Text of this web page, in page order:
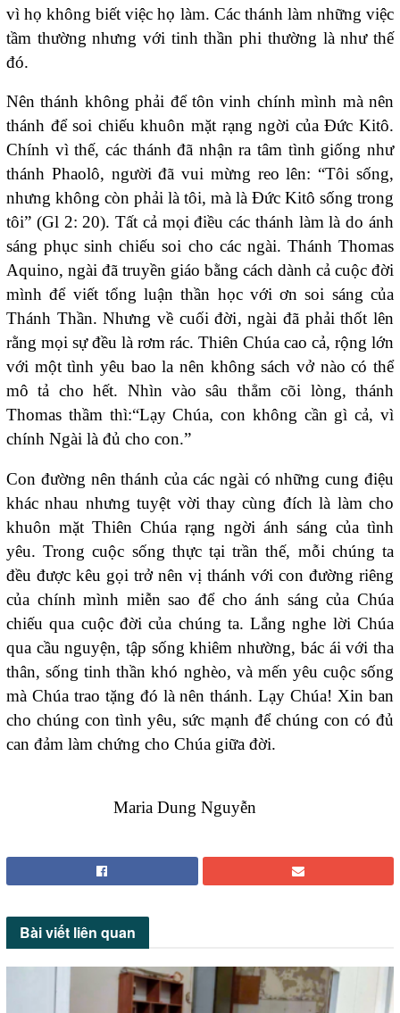
vì họ không biết việc họ làm. Các thánh làm những việc
tầm thường nhưng với tinh thần phi thường là như thế
đó.
Nên thánh không phải để tôn vinh chính mình mà nên
thánh để soi chiếu khuôn mặt rạng ngời của Đức Kitô.
Chính vì thế, các thánh đã nhận ra tâm tình giống như
thánh Phaolô, người đã vui mừng reo lên: “Tôi sống,
nhưng không còn phải là tôi, mà là Đức Kitô sống trong
tôi” (Gl 2: 20). Tất cả mọi điều các thánh làm là do ánh
sáng phục sinh chiếu soi cho các ngài. Thánh Thomas
Aquino, ngài đã truyền giáo bằng cách dành cả cuộc đời
mình để viết tổng luận thần học với ơn soi sáng của
Thánh Thần. Nhưng về cuối đời, ngài đã phải thốt lên
rằng mọi sự đều là rơm rác. Thiên Chúa cao cả, rộng lớn
với một tình yêu bao la nên không sách vở nào có thể
mô tả cho hết. Nhìn vào sâu thẳm cõi lòng, thánh
Thomas thầm thì:“Lạy Chúa, con không cần gì cả, vì
chính Ngài là đủ cho con.”
Con đường nên thánh của các ngài có những cung điệu
khác nhau nhưng tuyệt vời thay cùng đích là làm cho
khuôn mặt Thiên Chúa rạng ngời ánh sáng của tình
yêu. Trong cuộc sống thực tại trần thế, mỗi chúng ta
đều được kêu gọi trở nên vị thánh với con đường riêng
của chính mình miễn sao để cho ánh sáng của Chúa
chiếu qua cuộc đời của chúng ta. Lắng nghe lời Chúa
qua cầu nguyện, tập sống khiêm nhường, bác ái với tha
thân, sống tinh thần khó nghèo, và mến yêu cuộc sống
mà Chúa trao tặng đó là nên thánh. Lạy Chúa! Xin ban
cho chúng con tình yêu, sức mạnh để chúng con có đủ
can đảm làm chứng cho Chúa giữa đời.
Maria Dung Nguyễn
Bài viết liên quan